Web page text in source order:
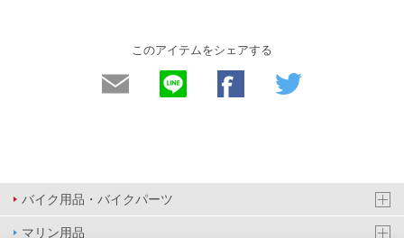
このアイテムをシェアする
バイク用品・バイクパーツ
マリン用品